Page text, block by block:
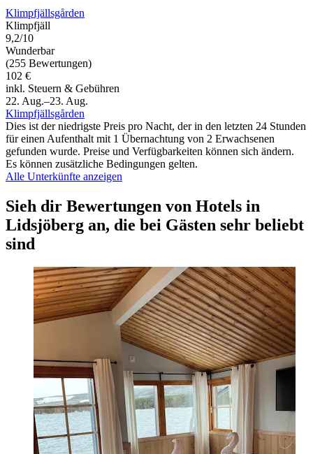
Klimpfjällsgården
Klimpfjäll
9,2/10
Wunderbar
(255 Bewertungen)
102 €
inkl. Steuern & Gebühren
22. Aug.–23. Aug.
Klimpfjällsgården
Dies ist der niedrigste Preis pro Nacht, der in den letzten 24 Stunden
für einen Aufenthalt mit 1 Übernachtung von 2 Erwachsenen
gefunden wurde. Preise und Verfügbarkeiten können sich ändern.
Es können zusätzliche Bedingungen gelten.
Alle Unterkünfte anzeigen
Sieh dir Bewertungen von Hotels in
Lidsjöberg an, die bei Gästen sehr beliebt
sind